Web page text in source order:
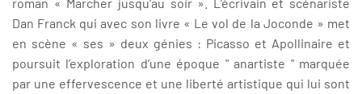
Dan Franck qui avec son livre « Le vol de la Joconde » met
en scène « ses » deux génies : Picasso et Apollinaire et
poursuit l’exploration d’une époque " anartiste " marquée
par une effervescence et une liberté artistique qui lui sont